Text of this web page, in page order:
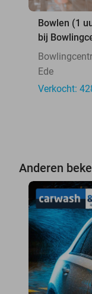
Bowlen (1
bij
Ede
Verkocht:
Anderen